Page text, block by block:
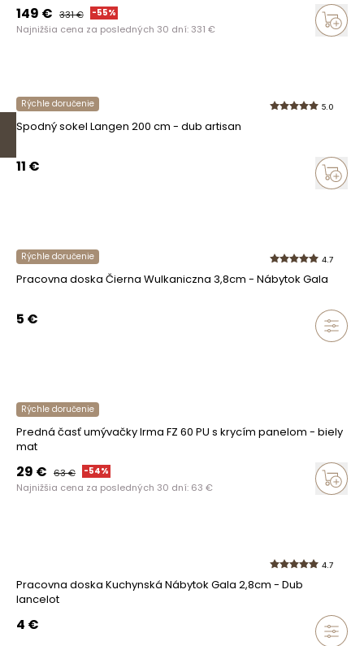
149 € 331€ -55%
Najnižšia cena za posledných 30 dní: 331 €
Rýchle doručenie 5.0
Spodný sokel Langen 200 cm - dub artisan
11 €
Rýchle doručenie 4.7
Pracovna doska Čierna Wulkaniczna 3,8cm - Nábytok Gala
5 €
Rýchle doručenie
Predná časť umývačky Irma FZ 60 PU s krycím panelom - biely
mat
29 € 63€ -54%
Najnižšia cena za posledných 30 dní: 63 €
4.7
Pracovna doska Kuchynská Nábytok Gala 2,8cm - Dub
lancelot
4 €